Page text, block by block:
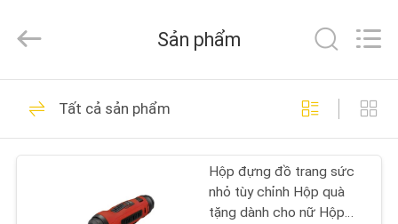
NHÀ
SẢN
Reserved.
Thép nhẹ
9
Sản phẩm
Tất cả sản phẩm
Hộp đựng đồ trang sức
nhỏ tùy chỉnh Hộp quà
tặng dành cho nữ Hộp